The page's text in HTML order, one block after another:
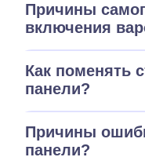
Причины
включения
Как поменять
панели?
Причины
панели?